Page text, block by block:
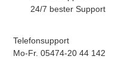
24/7 bester Support
Telefonsupport
Mo-Fr. 05474-20 44 142